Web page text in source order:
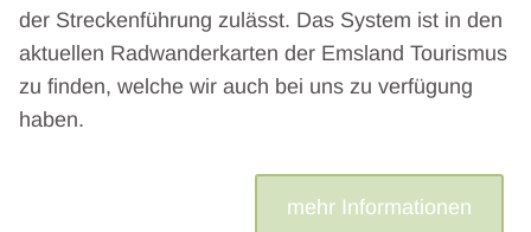
der Streckenführung zulässt. Das System ist in den
aktuellen Radwanderkarten der Emsland Tourismus
zu finden, welche wir auch bei uns zu verfügung
haben.
mehr Informationen